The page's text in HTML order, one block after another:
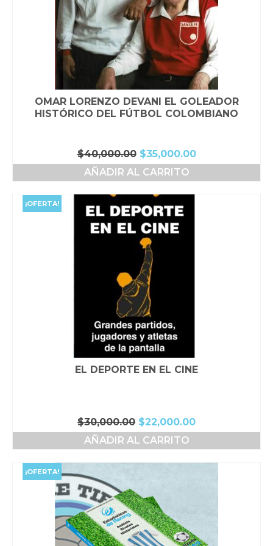
OMAR LORENZO DEVANI EL GOLEADOR
HISTÓRICO DEL FÚTBOL COLOMBIANO
$40,000.00 El
precio
original
$40,000.00.
$35,000.00El
precio
AÑADIR AL CARRITO
¡OFERTA!
EL DEPORTE EN EL CINE
$30,000.00 El
precio
original
$22,000.00El
precio
AÑADIR AL CARRITO
¡OFERTA!